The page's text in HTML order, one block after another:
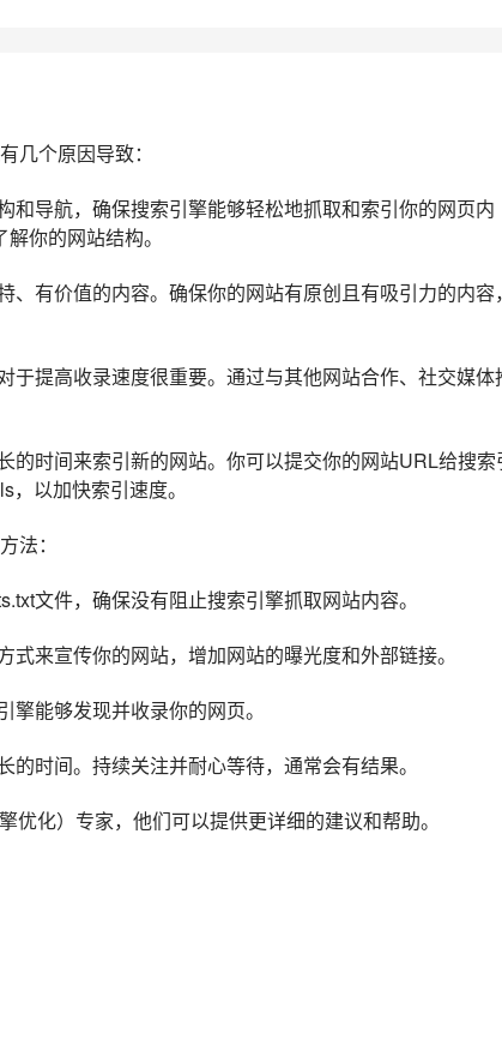
几个原因导致：
和导航，确保搜索引擎能够轻松地抓取和索引你的网页内
你的网站结构。
、有价值的内容。确保你的网站有原创且有吸引力的内容
于提高收录速度很重要。通过与其他网站合作、社交媒体
的时间来索引新的网站。你可以提交你的网站URL给搜索
以加快索引速度。
法：
文件，确保没有阻止搜索引擎抓取网站内容。
来宣传你的网站，增加网站的曝光度和外部链接。
能够发现并收录你的网页。
时间。持续关注并耐心等待，通常会有结果。
化）专家，他们可以提供更详细的建议和帮助。